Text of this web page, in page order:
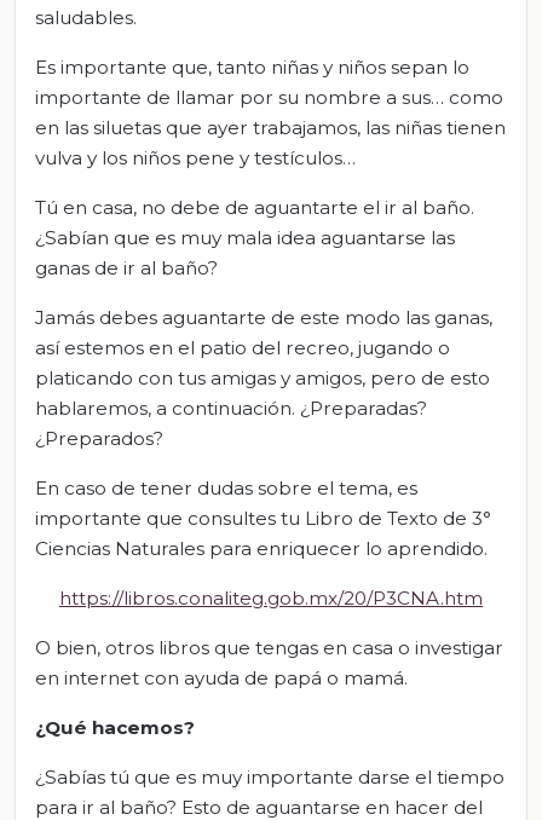
saludables.
Es importante que, tanto niñas y niños sepan lo
importante de llamar por su nombre a sus… como
en las siluetas que ayer trabajamos, las niñas tienen
vulva y los niños pene y testículos…
Tú en casa, no debe de aguantarte el ir al baño.
¿Sabían que es muy mala idea aguantarse las
ganas de ir al baño?
Jamás debes aguantarte de este modo las ganas,
así estemos en el patio del recreo, jugando o
platicando con tus amigas y amigos, pero de esto
hablaremos, a continuación. ¿Preparadas?
¿Preparados?
En caso de tener dudas sobre el tema, es
importante que consultes tu Libro de Texto de 3°
Ciencias Naturales para enriquecer lo aprendido.
https://libros.conaliteg.gob.mx/20/P3CNA.htm
O bien, otros libros que tengas en casa o investigar
en internet con ayuda de papá o mamá.
¿Qué hacemos?
¿Sabías tú que es muy importante darse el tiempo
para ir al baño? Esto de aguantarse en hacer del